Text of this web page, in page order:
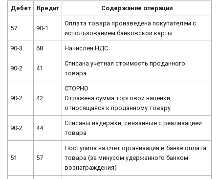
Дебет Кредит Содержание операции
57 90-1
Оплата товара произведена покупателем с
использованием банковской карты
90-3 68 Начислен НДС
90-2 41
Списана учетная стоимость проданного
товара
90-2 42
СТОРНО
Отражена сумма торговой наценки,
относящаяся к проданному товару
90-2 44
Списаны издержки, связанные с реализацией
товара
51 57
Поступила на счет организации в банке оплата
товара (за минусом удержанного банком
вознаграждения)